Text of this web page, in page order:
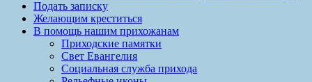
Подать записку
Желающим креститься
В помощь нашим прихожанам
Приходские памятки
Свет Евангелия
Социальная служба прихода